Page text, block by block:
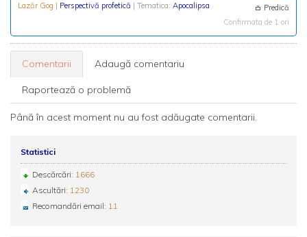
Lazăr Gog | Perspectivă profetică | Tematica: Apocalipsa
Predică
Confirmata de 1 ori
Comentarii Adaugă comentariu
Raportează o problemă
Până în acest moment nu au fost adăugate comentarii.
Statistici
Descărcări: 1666
Ascultări: 1230
Recomandări email: 11